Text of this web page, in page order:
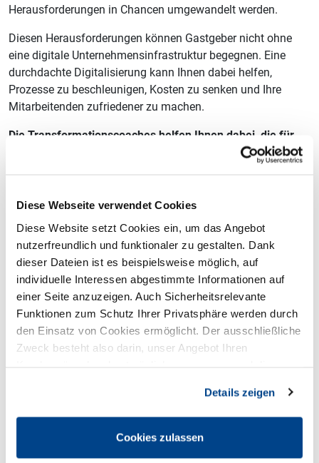
Diese Webseite verwendet Cookies
Diese Website setzt Cookies ein, um das Angebot
nutzerfreundlich und funktionaler zu gestalten. Dank
dieser Dateien ist es beispielsweise möglich, auf
individuelle Interessen abgestimmte Informationen auf
einer Seite anzuzeigen. Auch Sicherheitsrelevante
Funktionen zum Schutz Ihrer Privatsphäre werden durch
den Einsatz von Cookies ermöglicht. Der ausschließliche
Zweck besteht also darin, unser Angebot Ihren
Details zeigen
Cookies zulassen
Herausforderungen in Chancen umgewandelt werden.
Diesen Herausforderungen können Gastgeber nicht ohne
eine digitale Unternehmensinfrastruktur begegnen. Eine
durchdachte Digitalisierung kann Ihnen dabei helfen,
Prozesse zu beschleunigen, Kosten zu senken und Ihre
Mitarbeitenden zufriedener zu machen.
Die Transformationscoaches helfen Ihnen dabei, die für
Sie richtigen Lösungen zu finden. Dabei gehen wir ganz
Reservierungssysteme
PMS (Property Management Systeme) -
Hotelsoftware
Buchungsmaschine (IBE)